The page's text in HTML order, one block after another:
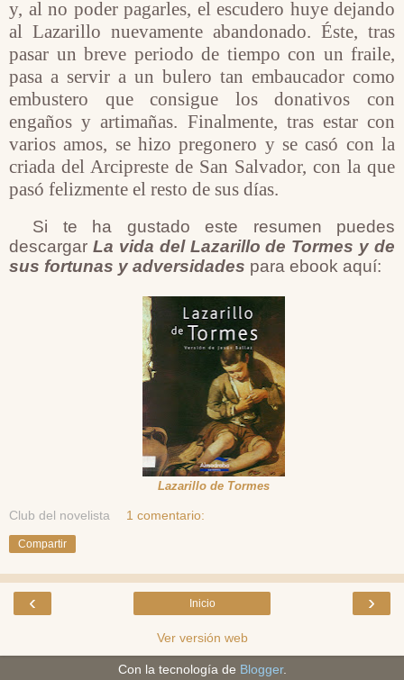
y, al no poder pagarles, el escudero huye dejando
al Lazarillo nuevamente abandonado. Éste, tras
pasar un breve periodo de tiempo con un fraile,
pasa a servir a un bulero tan embaucador como
embustero que consigue los donativos con
engaños y artimañas. Finalmente, tras estar con
varios amos, se hizo pregonero y se casó con la
criada del Arcipreste de San Salvador, con la que
pasó felizmente el resto de sus días.
Si te ha gustado este resumen puedes
descargar La vida del Lazarillo de Tormes y de
sus fortunas y adversidades para ebook aquí:
Lazarillo de Tormes
Club del novelista 1 comentario:
Compartir
‹ ›
Inicio
Ver versión web
Con la tecnología de Blogger.